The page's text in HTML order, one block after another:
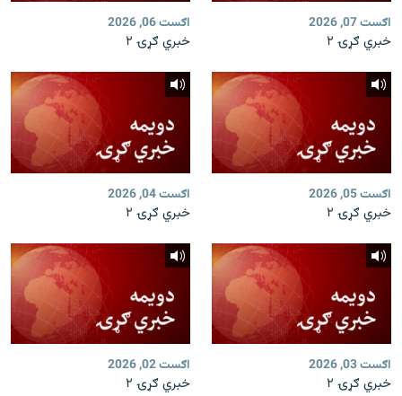
اګست 07, 2026
خبري ګړۍ ۲
اګست 06, 2026
خبري ګړۍ ۲
اګست 05, 2026
خبري ګړۍ ۲
اګست 04, 2026
خبري ګړۍ ۲
اګست 03, 2026
خبري ګړۍ ۲
اګست 02, 2026
خبري ګړۍ ۲